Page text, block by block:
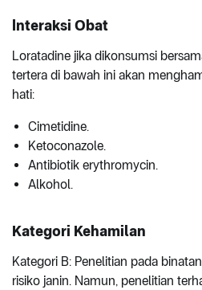
Interaksi Obat
Loratadine jika dikonsumsi
tertera di bawah ini akan
hati:
Cimetidine.
Ketoconazole.
Antibiotik erythromycin.
Alkohol.
Kategori Kehamilan
Kategori B: Penelitian pada
risiko janin. Namun, penelitian